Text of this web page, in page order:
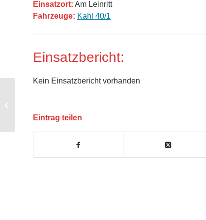
Einsatzort: Am Leinritt
Fahrzeuge: Kahl 40/1
Einsatzbericht:
Kein Einsatzbericht vorhanden
Eintrag teilen